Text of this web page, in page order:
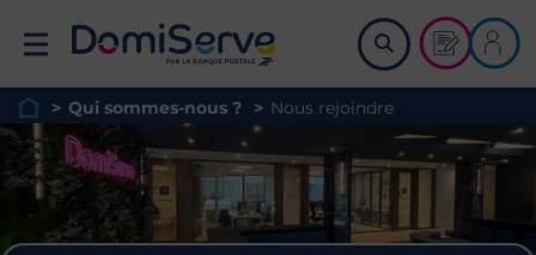
Retour à l'accueilDemander
Me
Page d'accueil du site
> Qui sommes-nous ? > Nous rejoindre